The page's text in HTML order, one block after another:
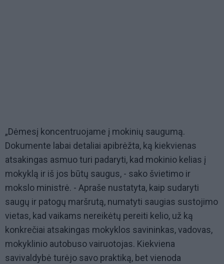
„Dėmesį koncentruojame į mokinių saugumą.
Dokumente labai detaliai apibrėžta, ką kiekvienas
atsakingas asmuo turi padaryti, kad mokinio kelias į
mokyklą ir iš jos būtų saugus, - sako švietimo ir
mokslo ministrė. - Apraše nustatyta, kaip sudaryti
saugų ir patogų maršrutą, numatyti saugias sustojimo
vietas, kad vaikams nereikėtų pereiti kelio, už ką
konkrečiai atsakingas mokyklos savininkas, vadovas,
mokyklinio autobuso vairuotojas. Kiekviena
savivaldybė turėjo savo praktiką, bet vienoda